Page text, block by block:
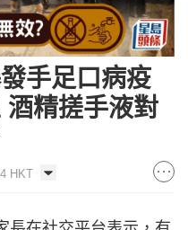
手足口病疫
精搓手液對
HKT